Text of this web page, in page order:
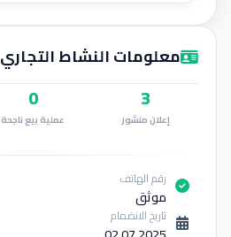
معلومات النشاط التجاري
3
إعلان منشور
0
عملية بيع ناجحة
رقم الهاتف
موثق
تاريخ الانضمام